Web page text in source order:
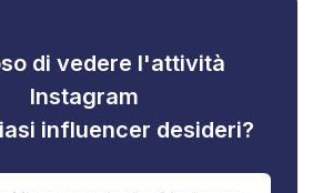
di vedere l'attività
Instagram
influencer desideri?